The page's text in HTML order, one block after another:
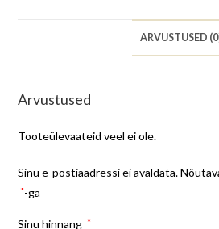
ARVUSTUSED
Arvustused
Tooteülevaateid veel ei ole.
Sinu e-postiaadressi ei avaldata.
*-ga
Sinu hinnang *